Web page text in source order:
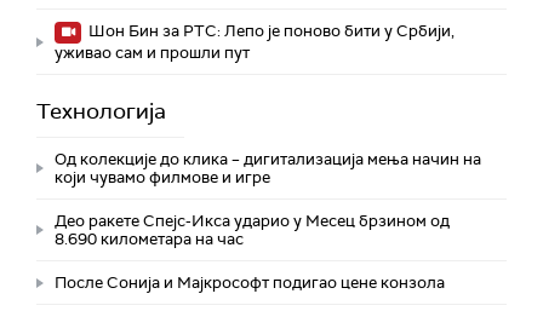
Шон Бин за РТС: Лепо је поново бити у Србији,
уживао сам и прошли пут
Технологијa
Од колекције до клика – дигитализација мења начин на
који чувамо филмове и игре
Део ракете Спејс-Икса ударио у Месец брзином од
8.690 километара на час
После Сонија и Мајкрософт подигао цене конзола